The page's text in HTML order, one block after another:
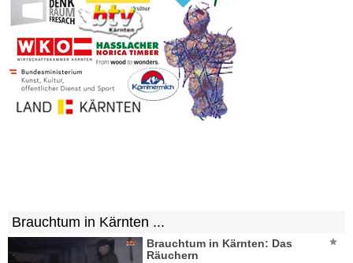
Brauchtum in Kärnten ...
Brauchtum in Kärnten: Das
Räuchern